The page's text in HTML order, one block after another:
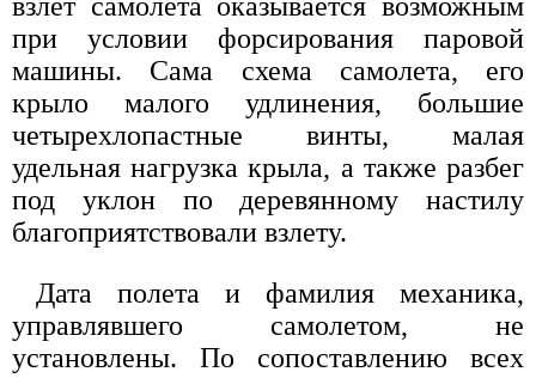
при условии форсирования паровой
машины. Сама схема самолета, его
крыло малого удлинения, большие
четырехлопастные винты, малая
удельная нагрузка крыла, а также разбег
под уклон по деревянному настилу
благоприятствовали взлету.
Дата полета и фамилия механика,
управлявшего самолетом, не
установлены. По сопоставлению всех